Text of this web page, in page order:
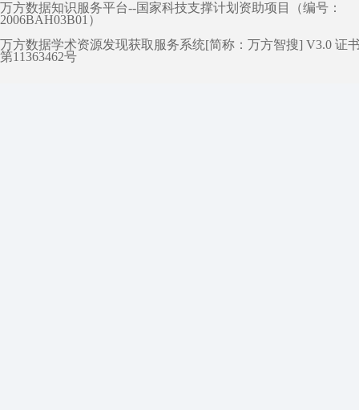
万方数据知识服务平台--国家科技支撑计划资助项目（编号：
2006BAH03B01）
万方数据学术资源发现获取服务系统[简称：万方智搜] V3.0 证
第11363462号